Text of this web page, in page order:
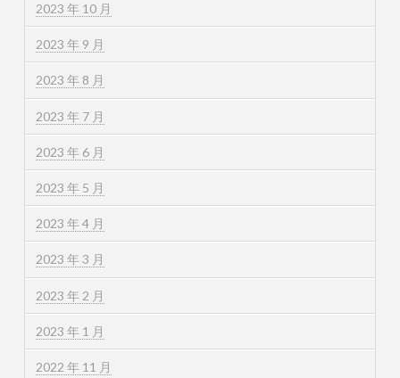
2023 年 10 月
2023 年 9 月
2023 年 8 月
2023 年 7 月
2023 年 6 月
2023 年 5 月
2023 年 4 月
2023 年 3 月
2023 年 2 月
2023 年 1 月
2022 年 11 月